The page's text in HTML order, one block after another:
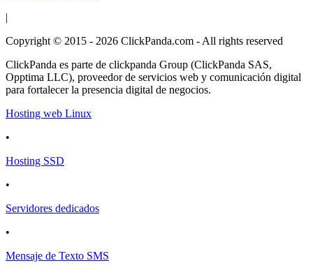
|
Copyright © 2015 - 2026 ClickPanda.com - All rights reserved
ClickPanda es parte de clickpanda Group (ClickPanda SAS,
Opptima LLC), proveedor de servicios web y comunicación digital
para fortalecer la presencia digital de negocios.
Hosting web Linux
•
Hosting SSD
•
Servidores dedicados
•
Mensaje de Texto SMS